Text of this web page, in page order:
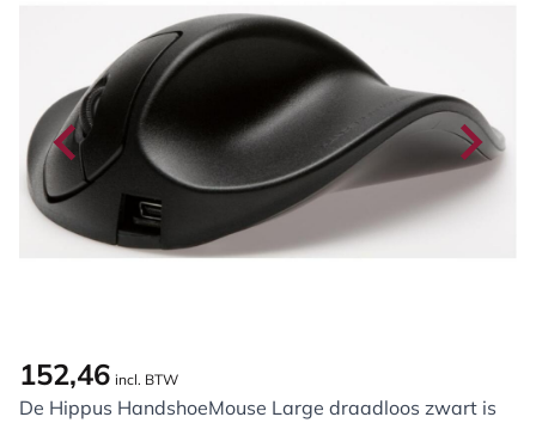
152,46 incl. BTW
De Hippus HandshoeMouse Large draadloos zwart is